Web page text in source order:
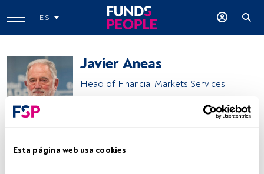
Esta página web usa cookies
ES
Javier Aneas
Head of Financial Markets Services
Compartir: